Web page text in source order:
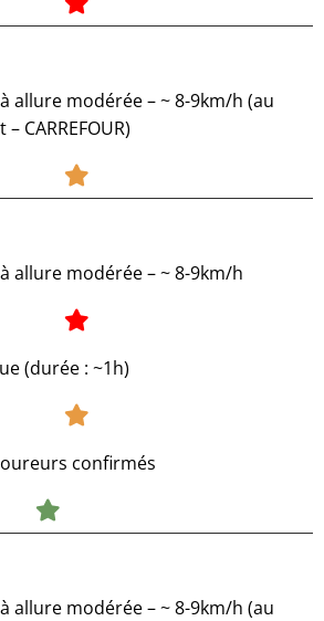
allure modérée – ~ 8-9km/h (au
CARREFOUR)​
allure modérée – ~ 8-9km/h
(durée : ~1h)
confirmés
allure modérée – ~ 8-9km/h (au